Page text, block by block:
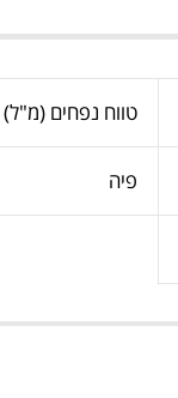
טווח נפחים (מ"ל)
פיה